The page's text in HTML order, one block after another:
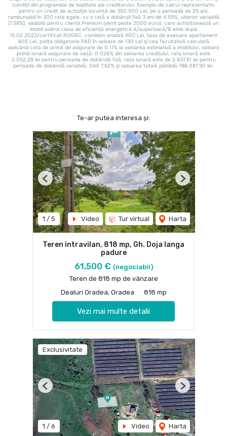
Te-ar putea interesa și:
1 / 5 Video Tur virtual Harta
Previous Next
Teren intravilan, 818 mp, Gh. Doja langa
padure
61,500 € (negociabil)
Teren de 818 mp de vânzare
Dealuri Oradea, Oradea
818 mp
Vezi mai multe detalii
Exclusivitate
1 / 6 Video Harta
Previous Next